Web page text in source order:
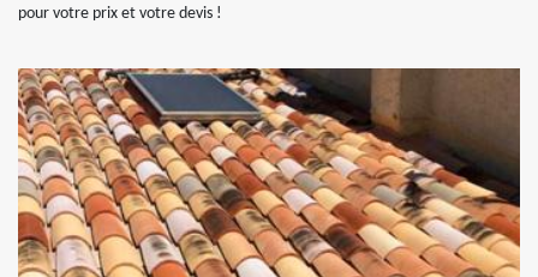
pour votre prix et votre devis !